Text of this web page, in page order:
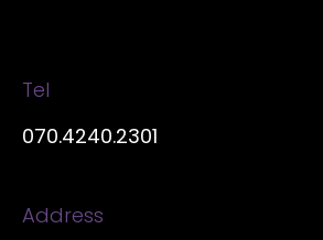
Tel
070.4240.2301
Address